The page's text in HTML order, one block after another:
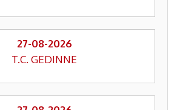
27-08-2026
T.C. GEDINNE